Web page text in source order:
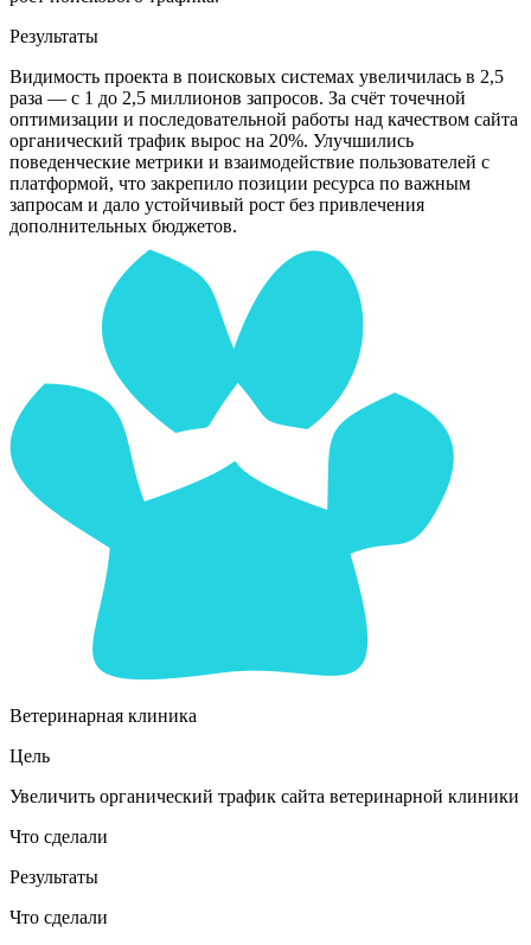
Результаты
Видимость проекта в поисковых системах увеличилась в 2,5
раза — с 1 до 2,5 миллионов запросов. За счёт точечной
оптимизации и последовательной работы над качеством сайта
органический трафик вырос на 20%. Улучшились
поведенческие метрики и взаимодействие пользователей с
платформой, что закрепило позиции ресурса по важным
запросам и дало устойчивый рост без привлечения
дополнительных бюджетов.
Ветеринарная клиника
Цель
Увеличить органический трафик сайта ветеринарной клиники
Что сделали
Результаты
Что сделали